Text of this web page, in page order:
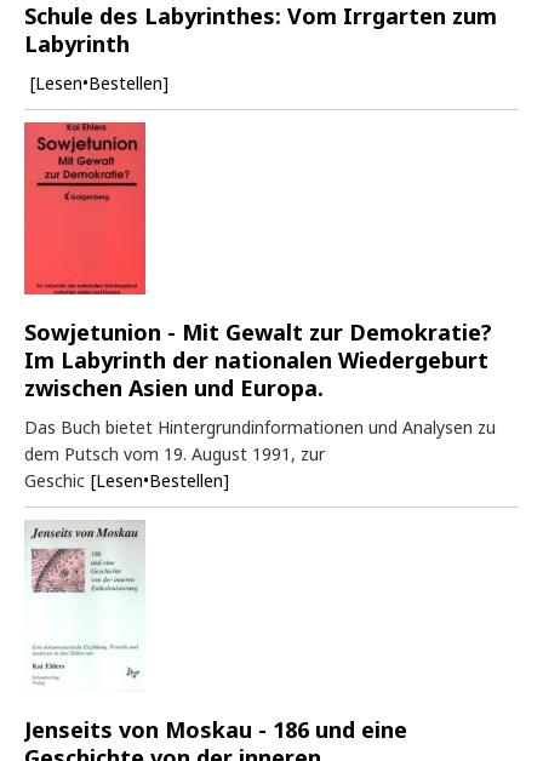
Schule des Labyrinthes: Vom Irrgarten zum
Labyrinth
[Lesen•Bestellen]
Sowjetunion - Mit Gewalt zur Demokratie?
Im Labyrinth der nationalen Wiedergeburt
zwischen Asien und Europa.
Das Buch bietet Hintergrundinformationen und Analysen zu
dem Putsch vom 19. August 1991, zur
Geschic [Lesen•Bestellen]
Jenseits von Moskau - 186 und eine